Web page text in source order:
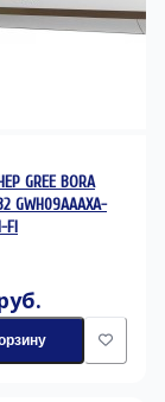
GREE BORA
GWH09AAAXA-
FI